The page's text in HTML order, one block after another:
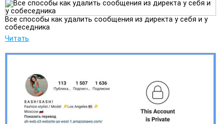
Все способы как удалить сообщения из директа у себя и у
собеседника
Читать